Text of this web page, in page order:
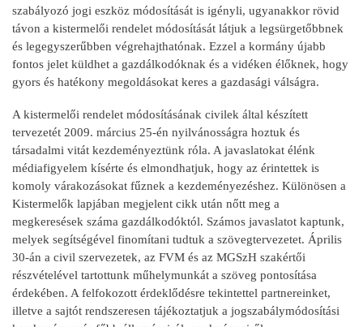
szabályozó jogi eszköz módosítását is igényli, ugyanakkor rövid
távon a kistermelői rendelet módosítását látjuk a legsürgetőbbnek
és legegyszerűbben végrehajthatónak. Ezzel a kormány újabb
fontos jelet küldhet a gazdálkodóknak és a vidéken élőknek, hogy
gyors és hatékony megoldásokat keres a gazdasági válságra.
A kistermelői rendelet módosításának civilek által készített
tervezetét 2009. március 25-én nyilvánosságra hoztuk és
társadalmi vitát kezdeményeztünk róla. A javaslatokat élénk
médiafigyelem kísérte és elmondhatjuk, hogy az érintettek is
komoly várakozásokat fűznek a kezdeményezéshez. Különösen a
Kistermelők lapjában megjelent cikk után nőtt meg a
megkeresések száma gazdálkodóktól. Számos javaslatot kaptunk,
melyek segítségével finomítani tudtuk a szövegtervezetet. Április
30-án a civil szervezetek, az FVM és az MGSzH szakértői
részvételével tartottunk műhelymunkát a szöveg pontosítása
érdekében. A felfokozott érdeklődésre tekintettel partnereinket,
illetve a sajtót rendszeresen tájékoztatjuk a jogszabálymódosítási